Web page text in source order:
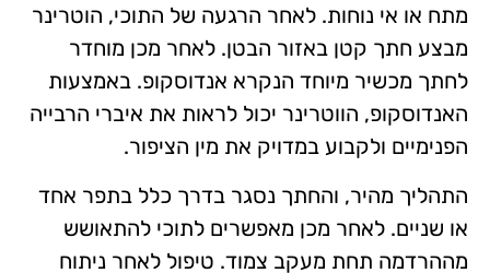
מתח או אי נוחות. לאחר הרגעה של התוכי, הוטרינר
מבצע חתך קטן באזור הבטן. לאחר מכן מוחדר
לחתך מכשיר מיוחד הנקרא אנדוסקופ. באמצעות
האנדוסקופ, הווטרינר יכול לראות את איברי הרבייה
הפנימיים ולקבוע במדויק את מין הציפור.
התהליך מהיר, והחתך נסגר בדרך כלל בתפר אחד
או שניים. לאחר מכן מאפשרים לתוכי להתאושש
מההרדמה תחת מעקב צמוד. טיפול לאחר ניתוח